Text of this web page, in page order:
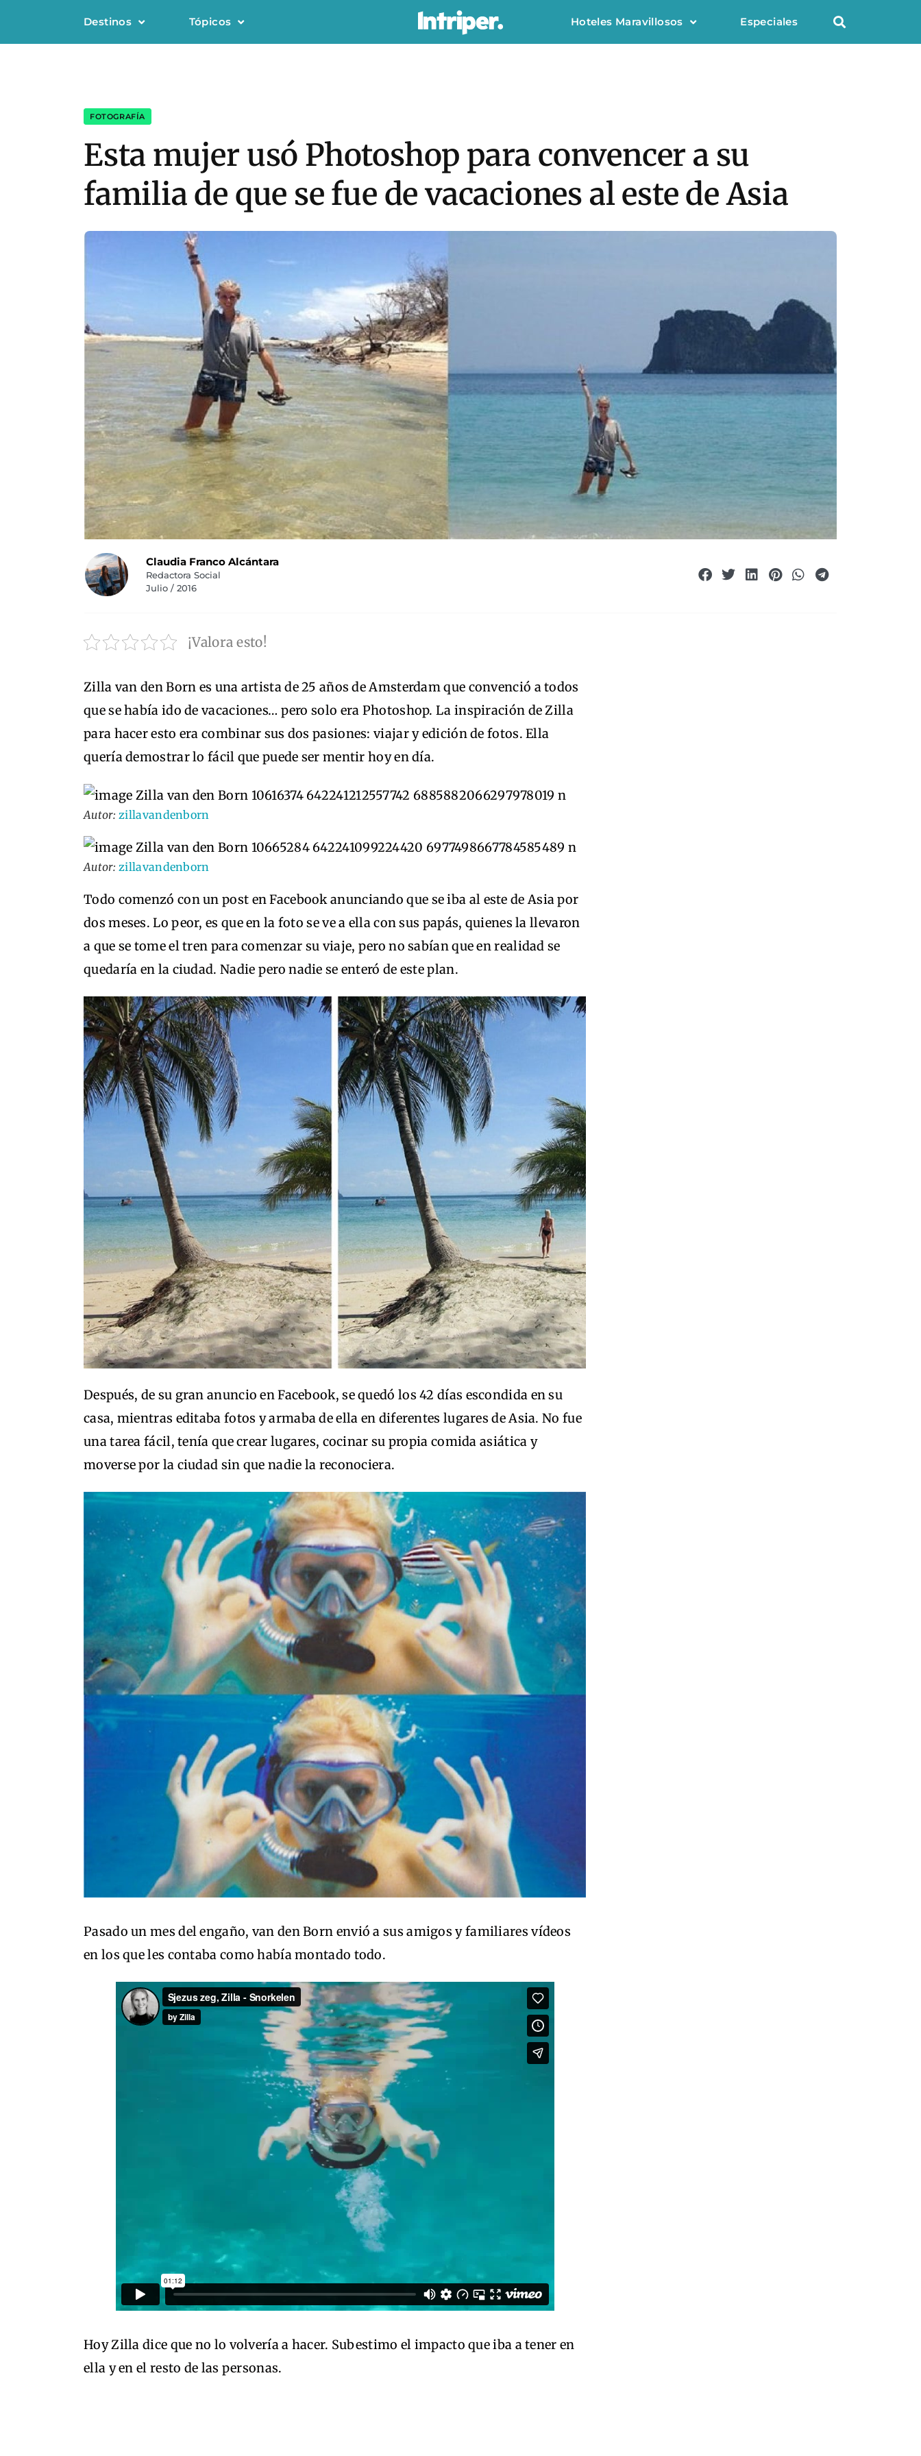
Destinos Tópicos Hoteles Maravillosos Especiales
FOTOGRAFÍA
Esta mujer usó Photoshop para convencer a su
familia de que se fue de vacaciones al este de Asia
Claudia Franco Alcántara
Redactora Social
Julio / 2016
¡Valora esto!
Zilla van den Born es una artista de 25 años de Amsterdam que convenció a todos
que se había ido de vacaciones… pero solo era Photoshop. La inspiración de Zilla
para hacer esto era combinar sus dos pasiones: viajar y edición de fotos. Ella
quería demostrar lo fácil que puede ser mentir hoy en día.
Autor:zillavandenborn
Autor:zillavandenborn
Todo comenzó con un post en Facebook anunciando que se iba al este de Asia por
dos meses. Lo peor, es que en la foto se ve a ella con sus papás, quienes la llevaron
a que se tome el tren para comenzar su viaje, pero no sabían que en realidad se
quedaría en la ciudad. Nadie pero nadie se enteró de este plan.
Después, de su gran anuncio en Facebook, se quedó los 42 días escondida en su
casa, mientras editaba fotos y armaba de ella en diferentes lugares de Asia. No fue
una tarea fácil, tenía que crear lugares, cocinar su propia comida asiática y
moverse por la ciudad sin que nadie la reconociera.
Pasado un mes del engaño, van den Born envió a sus amigos y familiares vídeos
en los que les contaba como había montado todo.
Hoy Zilla dice que no lo volvería a hacer. Subestimo el impacto que iba a tener en
ella y en el resto de las personas.